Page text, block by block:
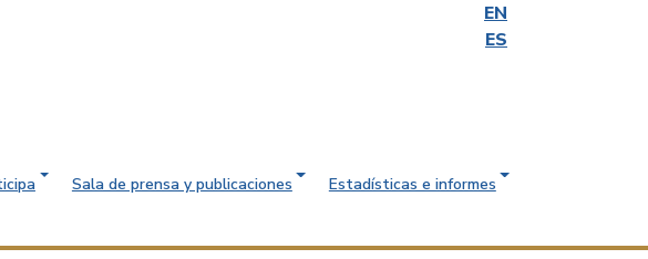
EN
ES
Sala de prensa y publicaciones
Estadísticas e informes